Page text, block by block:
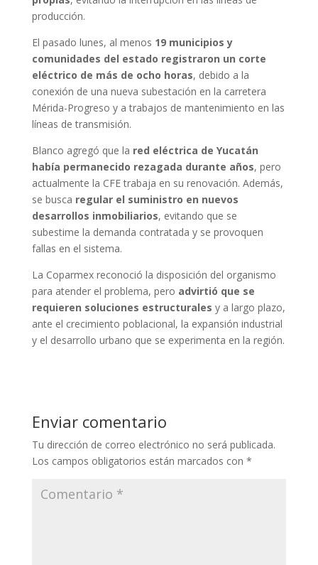
producción.
El pasado lunes, al menos 19 municipios y
comunidades del estado registraron un corte
eléctrico de más de ocho horas, debido a la
conexión de una nueva subestación en la carretera
Mérida-Progreso y a trabajos de mantenimiento en las
líneas de transmisión.
Blanco agregó que la red eléctrica de Yucatán
había permanecido rezagada durante años, pero
actualmente la CFE trabaja en su renovación. Además,
se busca regular el suministro en nuevos
desarrollos inmobiliarios, evitando que se
subestime la demanda contratada y se provoquen
fallas en el sistema.
La Coparmex reconoció la disposición del organismo
para atender el problema, pero advirtió que se
requieren soluciones estructurales y a largo plazo,
ante el crecimiento poblacional, la expansión industrial
y el desarrollo urbano que se experimenta en la región.
Enviar comentario
Tu dirección de correo electrónico no será publicada.
Los campos obligatorios están marcados con *